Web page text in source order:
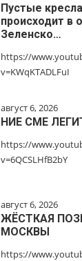
Пустые
происходит в
Зеленско…
https://
v=KWqKTADLFuI
август 6, 2026
НИЕ СМЕ
https://
v=6QCSLHfB2bY
август 6, 2026
ЖЁСТКАЯ
МОСКВЫ
https://